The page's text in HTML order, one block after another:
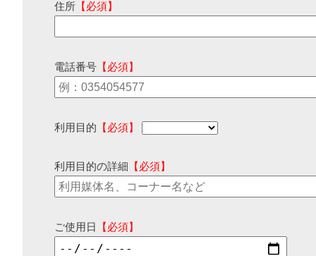
住所 【必須】
電話番号 【必須】
利用目的 【必須】
利用目的の詳細 【必須】
ご使用日 【必須】